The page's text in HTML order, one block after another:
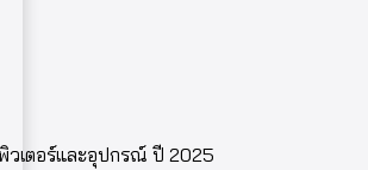
วเตอร์และอุปกรณ์ ปี 2025